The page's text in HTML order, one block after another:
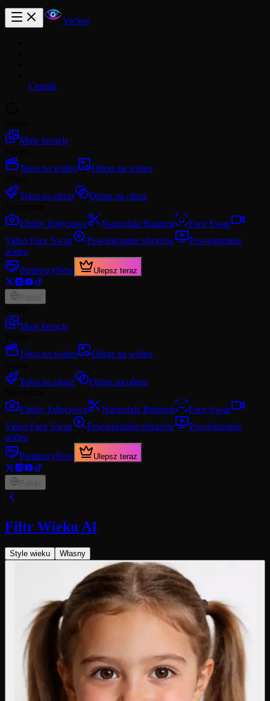
VicSee
Cennik
Moje kreacje
Tekst na wideo
Obraz na wideo
Tekst na obraz
Obraz na obraz
Efekty Zdjęciowe
Narzędzia Brainrot
Face Swap
Video Face Swap
Powiększanie obrazów
Powiększanie
wideo
PartnerzyNew Ulepsz teraz
Polski
Moje kreacje
Tekst na wideo
Obraz na wideo
Tekst na obraz
Obraz na obraz
Efekty Zdjęciowe
Narzędzia Brainrot
Face Swap
Video Face Swap
Powiększanie obrazów
Powiększanie
wideo
PartnerzyNew Ulepsz teraz
Polski
Filtr Wieku AI
Style wieku Własny